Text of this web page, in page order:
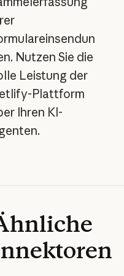
Nutzen Sie die
Leistung der
Plattform
Ihren KI-